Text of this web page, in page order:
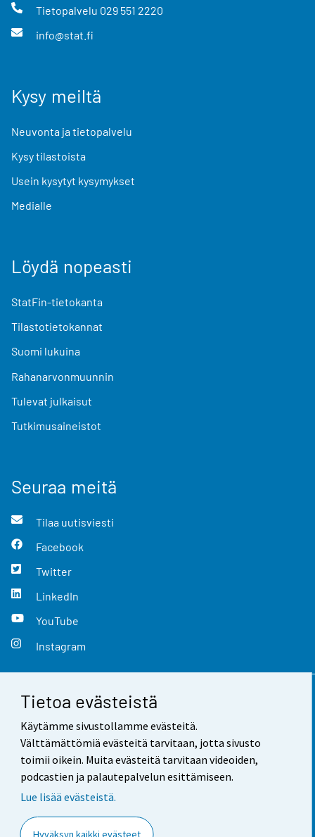
Tietoa evästeistä
Käytämme sivustollamme evästeitä.
Välttämättömiä evästeitä tarvitaan, jotta sivusto
toimii oikein. Muita evästeitä tarvitaan videoiden,
podcastien ja palautepalvelun esittämiseen.
Lue lisää evästeistä.
Hyväksyn kaikki evästeet
Tietopalvelu 029 551 2220
info@stat.fi
Kysy meiltä
Neuvonta ja tietopalvelu
Kysy tilastoista
Usein kysytyt kysymykset
Medialle
Löydä nopeasti
StatFin-tietokanta
Tilastotietokannat
Suomi lukuina
Rahanarvonmuunnin
Tulevat julkaisut
Tutkimusaineistot
Seuraa meitä
Tilaa uutisviesti
Facebook
Twitter
LinkedIn
YouTube
Instagram
Yhteystiedot
Palaute
Käyttöehdot
Saavutettavuus